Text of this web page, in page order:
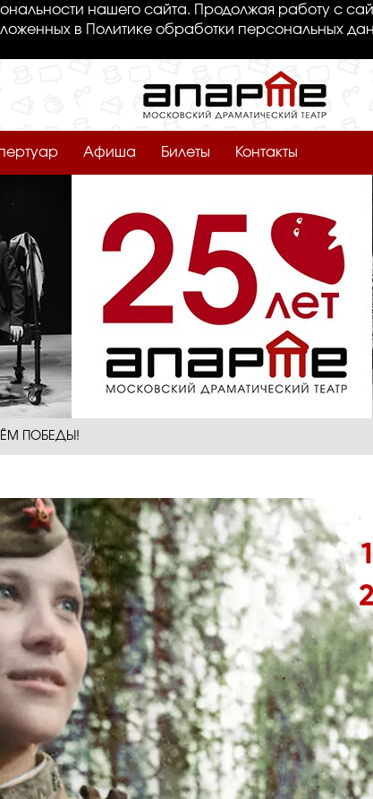
нашего сайта. Продолжая работу с
в Политике обработки персональных
Афиша Билеты Контакты
ПОБЕДЫ!